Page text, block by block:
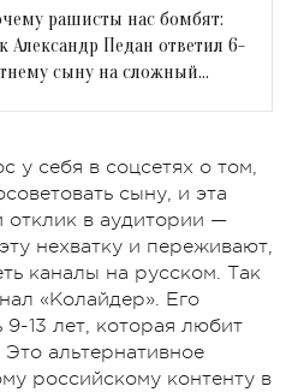
рашисты нас бомбят:
Александр Педан ответил 6-
сыну на сложный
у себя в соцсетях о том,
сыну, и эта
отклик в аудитории —
нехватку и переживают,
каналы на русском. Так
«Колайдер». Его
13 лет, которая любит
альтернативное
российскому контенту в